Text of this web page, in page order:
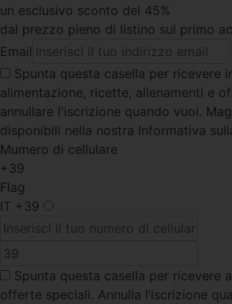
un esclusivo sconto del 45%
dal prezzo pieno di listino sul primo
Email
Spunta questa casella per ricevere
alimentazione, ricette, allenamenti e
annullare l'iscrizione quando vuoi.
disponibili nella nostra Informativa
Mumero di cellulare
+39
Flag
IT +39
Spunta questa casella per ricevere
offerte speciali. Annulla l’iscrizione